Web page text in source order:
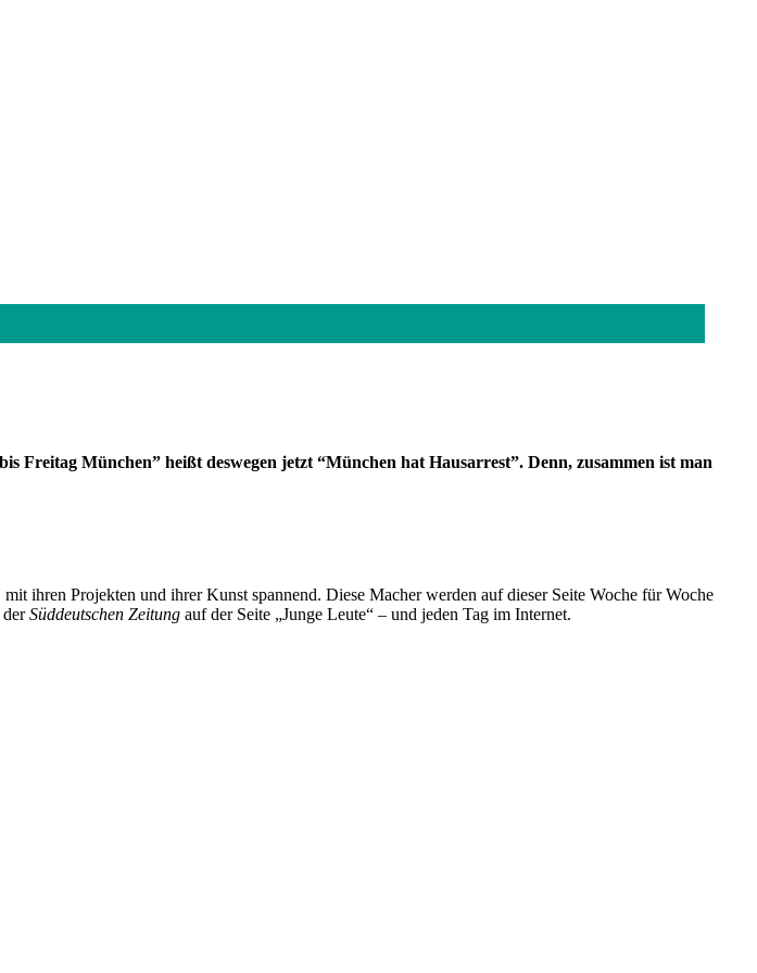
bis Freitag München” heißt deswegen jetzt “München hat Hausarrest”. Denn, zusammen ist man
ihren Projekten und ihrer Kunst spannend. Diese Macher werden auf dieser Seite Woche für Woche
derSüddeutschen Zeitung auf der Seite „Junge Leute“ – und jeden Tag im Internet.